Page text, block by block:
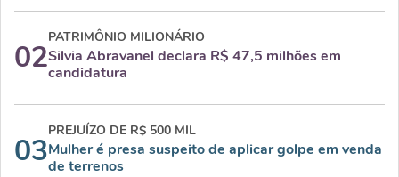
02
PATRIMÔNIO MILIONÁRIO
Silvia Abravanel declara R$ 47,5 milhões em
candidatura
03
PREJUÍZO DE R$ 500 MIL
Mulher é presa suspeito de aplicar golpe em venda
de terrenos